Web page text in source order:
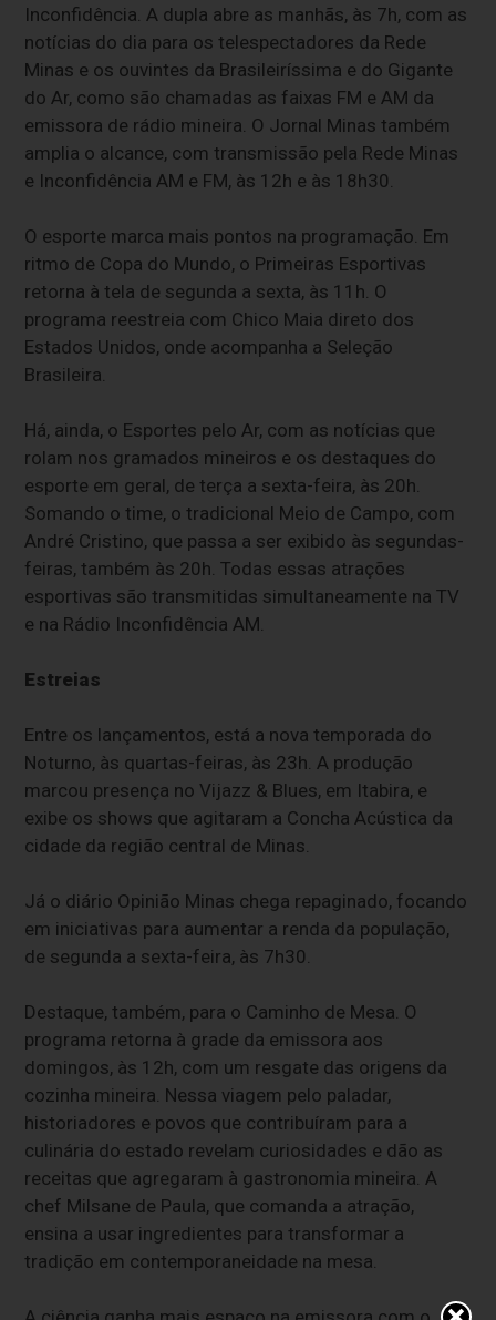
Inconfidência. A dupla abre as manhãs, às 7h, com as
notícias do dia para os telespectadores da Rede
Minas e os ouvintes da Brasileiríssima e do Gigante
do Ar, como são chamadas as faixas FM e AM da
emissora de rádio mineira. O Jornal Minas também
amplia o alcance, com transmissão pela Rede Minas
e Inconfidência AM e FM, às 12h e às 18h30.
O esporte marca mais pontos na programação. Em
ritmo de Copa do Mundo, o Primeiras Esportivas
retorna à tela de segunda a sexta, às 11h. O
programa reestreia com Chico Maia direto dos
Estados Unidos, onde acompanha a Seleção
Brasileira.
Há, ainda, o Esportes pelo Ar, com as notícias que
rolam nos gramados mineiros e os destaques do
esporte em geral, de terça a sexta-feira, às 20h.
Somando o time, o tradicional Meio de Campo, com
André Cristino, que passa a ser exibido às segundas-
feiras, também às 20h. Todas essas atrações
esportivas são transmitidas simultaneamente na TV
e na Rádio Inconfidência AM.
Estreias
Entre os lançamentos, está a nova temporada do
Noturno, às quartas-feiras, às 23h. A produção
marcou presença no Vijazz & Blues, em Itabira, e
exibe os shows que agitaram a Concha Acústica da
cidade da região central de Minas.
Já o diário Opinião Minas chega repaginado, focando
em iniciativas para aumentar a renda da população,
de segunda a sexta-feira, às 7h30.
Destaque, também, para o Caminho de Mesa. O
programa retorna à grade da emissora aos
domingos, às 12h, com um resgate das origens da
cozinha mineira. Nessa viagem pelo paladar,
historiadores e povos que contribuíram para a
culinária do estado revelam curiosidades e dão as
receitas que agregaram à gastronomia mineira. A
chef Milsane de Paula, que comanda a atração,
ensina a usar ingredientes para transformar a
tradição em contemporaneidade na mesa.